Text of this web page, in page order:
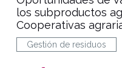
los subproductos
Cooperativas
Gestión de residuos